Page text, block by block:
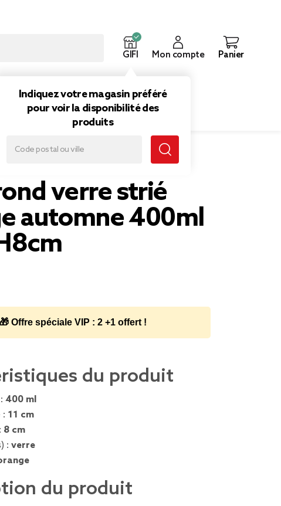
GIFI
Indiquez votre magasin préféré
pour voir la disponibilité des
produits
Mon compte Panier
400ml Ø11xH8cm
verre strié
automne 400ml
🎁 Offre spéciale VIP : 2 +1 offert !
du produit
400 ml
: 11 cm
8 cm
: verre
du produit